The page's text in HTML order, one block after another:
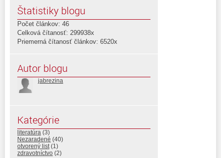
Štatistiky blogu
Počet článkov: 46
Celková čítanosť: 299938x
Priemerná čítanosť článkov: 6520x
Autor blogu
jabrezina
Kategórie
literatúra (3)
Nezaradené (40)
otvorený list(1)
zdravotníctvo (2)